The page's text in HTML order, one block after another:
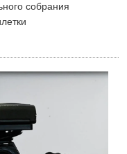
собрания